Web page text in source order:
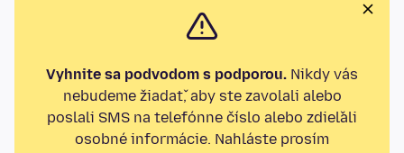
Vyhnite sa podvodom s podporou. Nikdy vás
nebudeme žiadať, aby ste zavolali alebo
poslali SMS na telefónne číslo alebo zdieľali
osobné informácie. Nahláste prosím